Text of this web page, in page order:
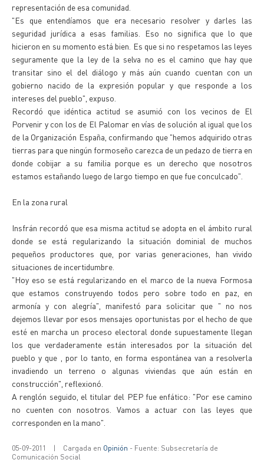
representación de esa comunidad.
"Es que entendíamos que era necesario resolver y darles las
seguridad jurídica a esas familias. Eso no significa que lo que
hicieron en su momento está bien. Es que si no respetamos las leyes
seguramente que la ley de la selva no es el camino que hay que
transitar sino el del diálogo y más aún cuando cuentan con un
gobierno nacido de la expresión popular y que responde a los
intereses del pueblo", expuso.
Recordó que idéntica actitud se asumió con los vecinos de El
Porvenir y con los de El Palomar en vías de solución al igual que los
de la Organización España, confirmando que "hemos adquirido otras
tierras para que ningún formoseño carezca de un pedazo de tierra en
donde cobijar a su familia porque es un derecho que nosotros
estamos estañando luego de largo tiempo en que fue conculcado".
En la zona rural
Insfrán recordó que esa misma actitud se adopta en el ámbito rural
donde se está regularizando la situación dominial de muchos
pequeños productores que, por varias generaciones, han vivido
situaciones de incertidumbre.
"Hoy eso se está regularizando en el marco de la nueva Formosa
que estamos construyendo todos pero sobre todo en paz, en
armonía y con alegría", manifestó para solicitar que " no nos
dejemos llevar por esos mensajes oportunistas por el hecho de que
esté en marcha un proceso electoral donde supuestamente llegan
los que verdaderamente están interesados por la situación del
pueblo y que , por lo tanto, en forma espontánea van a resolverla
invadiendo un terreno o algunas viviendas que aún están en
construcción", reflexionó.
A renglón seguido, el titular del PEP fue enfático: "Por ese camino
no cuenten con nosotros. Vamos a actuar con las leyes que
corresponden en la mano".
05-09-2011 | Cargada en Opinión - Fuente: Subsecretaría de
Comunicación Social